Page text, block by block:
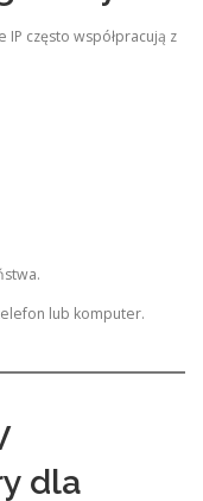
często współpracują z
lub komputer.
dla